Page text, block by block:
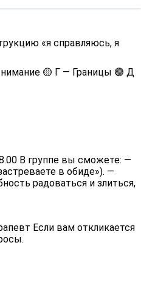
«я справляюсь, я
🟡 Г — Границы 🟣 Д
В группе вы сможете: —
в обиде»). —
радоваться и злиться,
Если вам откликается